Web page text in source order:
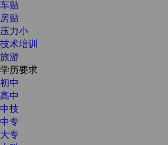
车贴
房贴
压力小
技术培训
旅游
学历要求
初中
高中
中技
中专
大专